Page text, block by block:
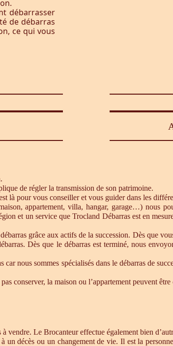
débarrasser
de débarras
ce qui vous
de régler la transmission de son patrimoine.
là pour vous conseiller et vous guider dans les
appartement, villa, hangar, garage…) nous
et un service que Trocland Débarras est en
grâce aux actifs de la succession. Dès que
Dès que le débarras est terminé, nous
nous sommes spécialisés dans le débarras de
conserver, la maison ou l’appartement peuvent
vendre. Le Brocanteur effectue également bien
un décès ou un changement de vie. Il est la